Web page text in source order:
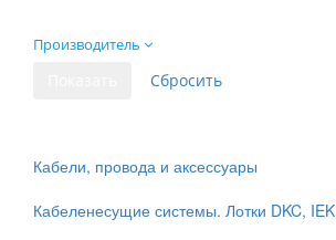
Производитель
Кабели, провода и аксессуары
Кабеленесущие системы. Лотки DKC, IEK